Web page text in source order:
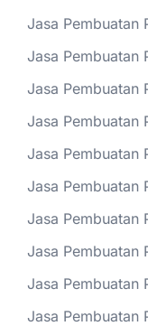
Jasa Pembuatan
Jasa Pembuatan
Jasa Pembuatan
Jasa Pembuatan
Jasa Pembuatan
Jasa Pembuatan
Jasa Pembuatan
Jasa Pembuatan
Jasa Pembuatan
Jasa Pembuatan